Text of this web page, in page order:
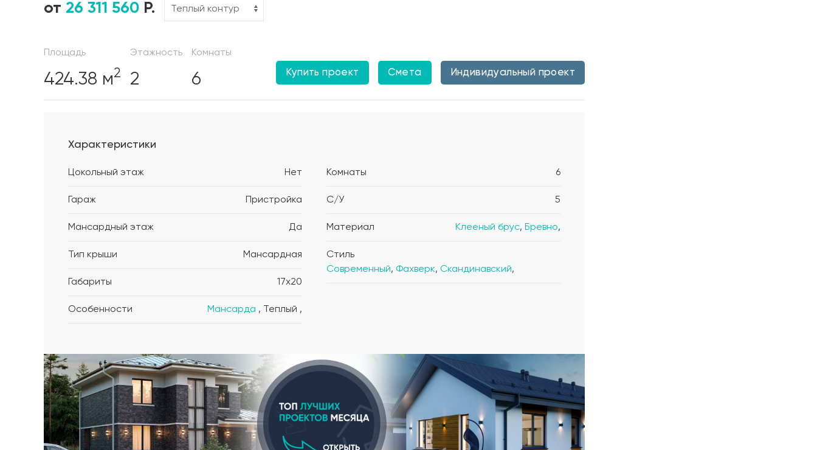
от 26 311 560 Р.
Площадь
424.38 м2
Этажность
2
Комнаты
6 Купить проект Смета Индивидуальный проект
Характеристики
Цокольный этаж Нет
Гараж Пристройка
Мансардный этаж Да
Тип крыши Мансардная
Габариты 17x20
Особенности Мансарда , Теплый ,
Комнаты 6
С/У 5
Материал Клееный брус, Бревно,
Стиль
Современный, Фахверк, Скандинавский,